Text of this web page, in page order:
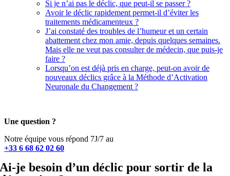
Si je n’ai pas le déclic, que peut-il se passer ?
Avoir le déclic rapidement permet-il d’éviter les
traitements médicamenteux ?
J’ai constaté des troubles de l’humeur et un certain
abattement chez mon amie, depuis quelques semaines.
Mais elle ne veut pas consulter de médecin, que puis-je
faire ?
Lorsqu’on est déjà pris en charge, peut-on avoir de
nouveaux déclics grâce à la Méthode d’Activation
Neuronale du Changement ?
Une question ?
Notre équipe vous répond 7J/7 au
+33 6 68 62 02 60
Ai-je besoin d’un déclic pour sortir de la